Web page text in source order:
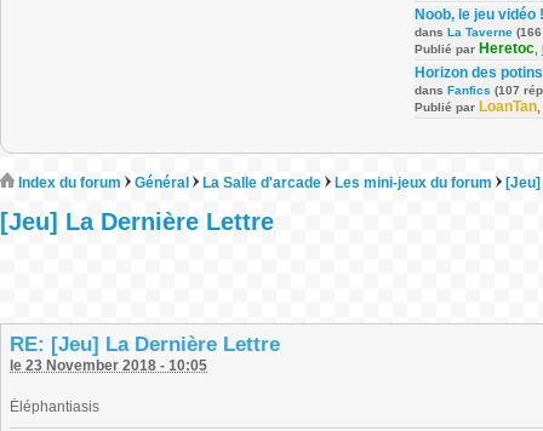
Noob, le jeu vidéo !
dans La Taverne
Publié par Heretoc
Horizon des potins
dans Fanfics (107
Publié par LoanTan
Index du forum Général La Salle d'arcade Les mini-jeux du forum
[Jeu] La Dernière Lettre
RE: [Jeu] La Dernière Lettre
le 23 November 2018 - 10:05
Éléphantiasis